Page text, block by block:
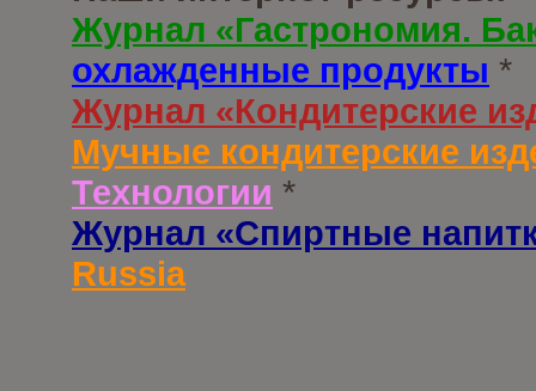
Журнал «Гастрономия.
охлажденные продукты *
Журнал «Кондитерские
Мучные кондитерские
Технологии *
Журнал «Спиртные
Russia